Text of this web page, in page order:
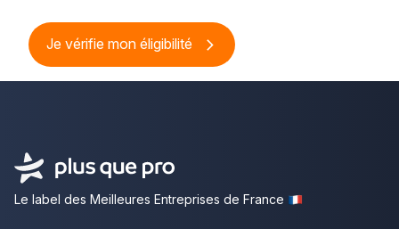
Je vérifie mon éligibilité
Le label des Meilleures Entreprises de France